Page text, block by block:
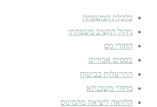
כלכלת המשפחה
ניהול תקציב משפחתי
החזרי מס
כספים אבודים
התייעלות בביטוח
מחזור משכנתא
הלוואה ליציאה מהמינוס